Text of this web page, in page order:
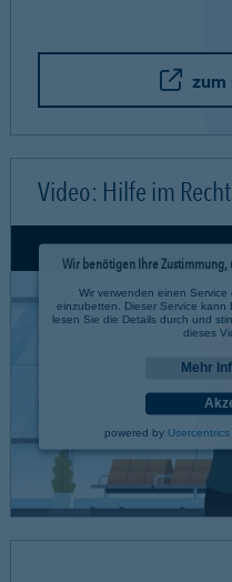
zum
Video: Hilfe im
Wir benötigen Ihre Zustimmung,
Wir verwenden einen
einzubetten. Dieser Service kann
lesen Sie die Details durch und
dieses
Mehr
powered by